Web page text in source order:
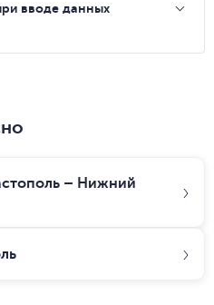
вводе данных
– Нижний